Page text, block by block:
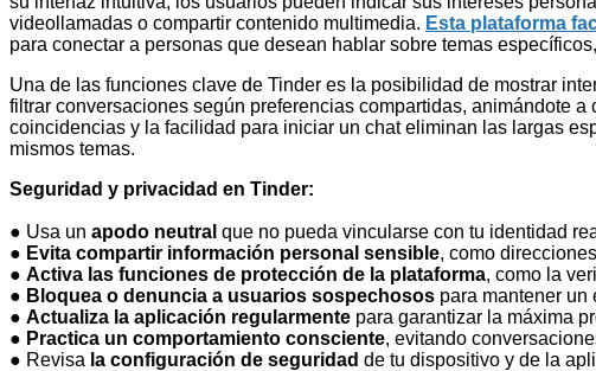
videollamadas o compartir contenido multimedia. Esta plataforma
para conectar a personas que desean hablar sobre temas
Una de las funciones clave de Tinder es la posibilidad de mostrar
filtrar conversaciones según preferencias compartidas, animándote
coincidencias y la facilidad para iniciar un chat eliminan las largas
mismos temas.
Seguridad y privacidad en Tinder:
● Usa un apodo neutral que no pueda vincularse con tu identidad
● Evita compartir información personal sensible, como
● Activa las funciones de protección de la plataforma, como la
● Bloquea o denuncia a usuarios sospechosos para mantener un
● Actualiza la aplicación regularmente para garantizar la máxima
● Practica un comportamiento consciente, evitando
● Revisa la configuración de seguridad de tu dispositivo y de la